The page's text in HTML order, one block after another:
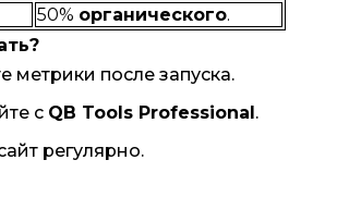
50% органического.
метрики после запуска.
с QB Tools Professional.
регулярно.